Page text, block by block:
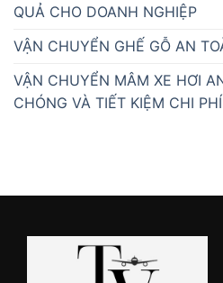
QUẢ CHO DOANH NGHIỆP
VẬN CHUYỂN GHẾ GỖ AN
VẬN CHUYỂN MÂM XE HƠI
CHÓNG VÀ TIẾT KIỆM CHI PHÍ